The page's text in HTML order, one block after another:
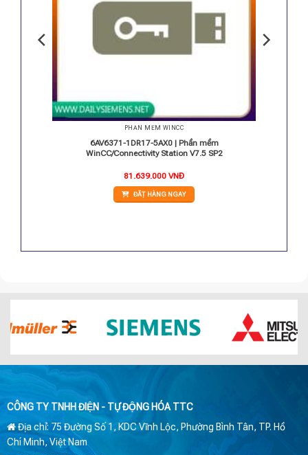
PHẦN MỀM WINCC
6AV6371-1DR17-5AX0 | Phần mềm
WinCC/Connectivity Station V7.5 SP2
81.639.000 VNĐ
ĐẶT HÀNG NGAY
CÔNG TY TNHH ĐIỆN - TỰ ĐỘNG HÓA TTC
Địa chỉ: 75 Đường Số 1, KDC Vĩnh Lộc, Phường Bình Tân, TP. Hồ
Chí Minh, Việt Nam